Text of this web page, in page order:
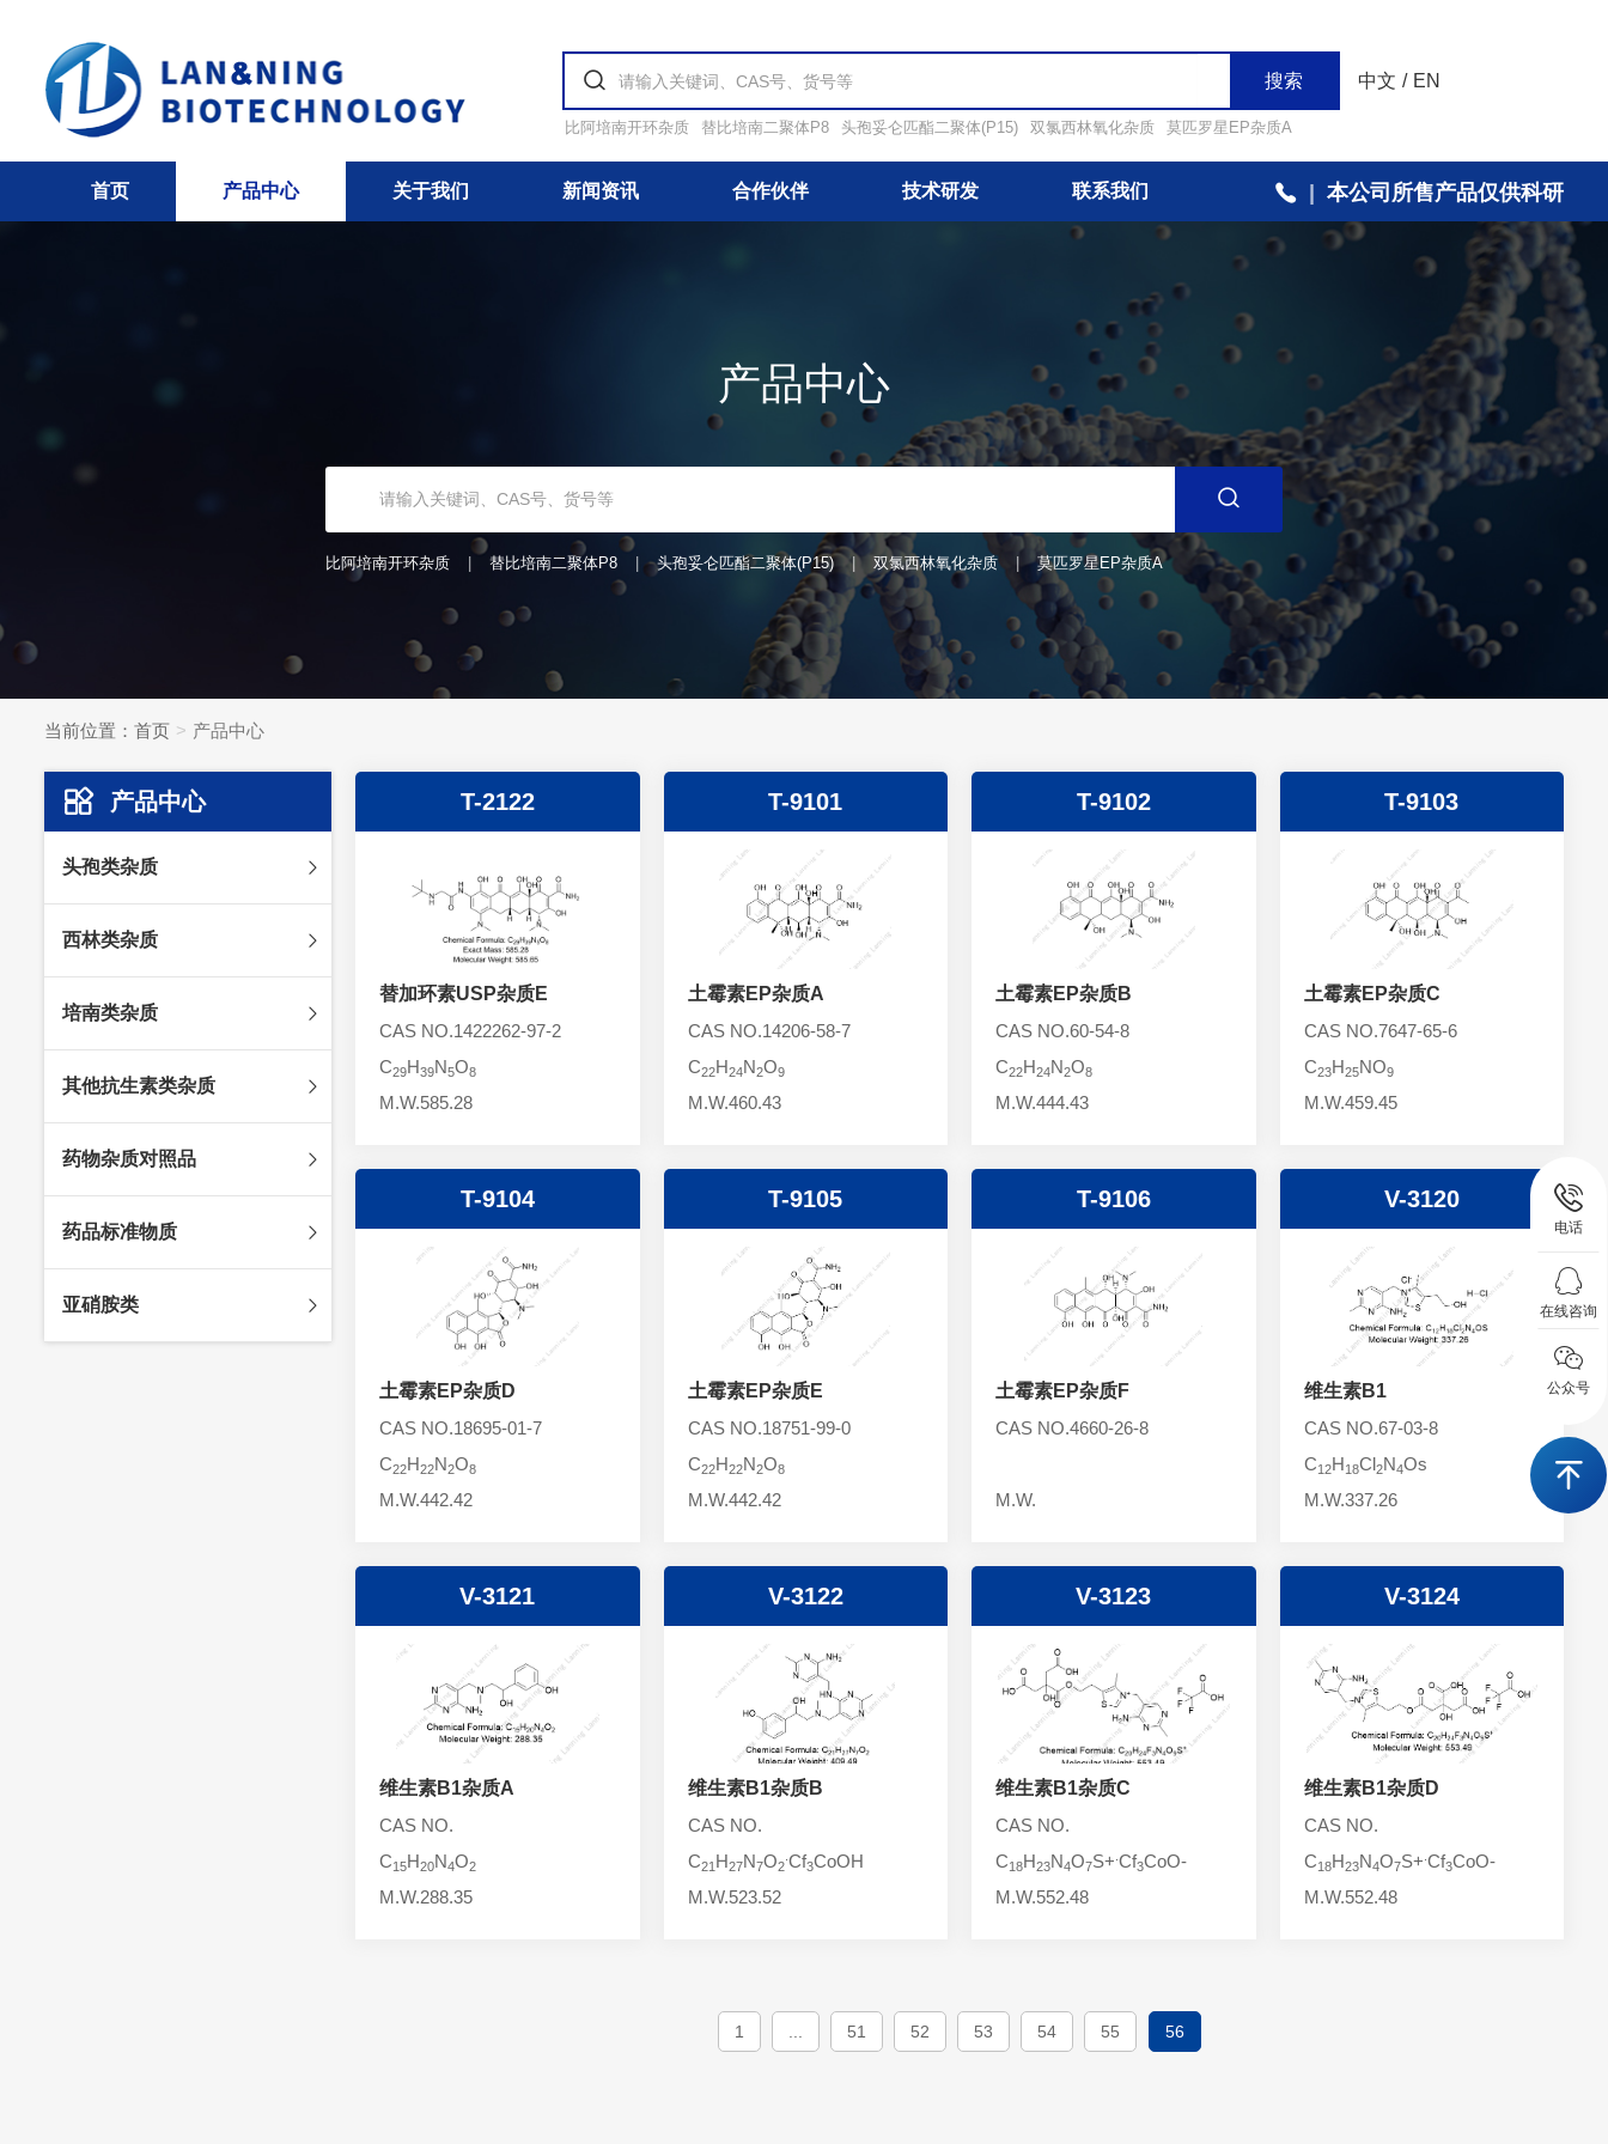
搜索
比阿培南开环杂质 替比培南二聚体P8 头孢妥仑匹酯二聚体(P15) 双氯西林氧化杂质 莫匹罗星EP杂质A
中文 / EN
首页 产品中心 关于我们 新闻资讯 合作伙伴 技术研发 联系我们 本公司所售产品仅供科研
产品中心
比阿培南开环杂质 替比培南二聚体P8 头孢妥仑匹酯二聚体(P15) 双氯西林氧化杂质 莫匹罗星EP杂质A
当前位置： 首页 产品中心
产品中心
头孢类杂质
头孢唑林杂质
头孢他啶杂质
头孢米诺杂质
头孢吡肟杂质
西林类杂质
苯唑西林杂质
替卡西林杂质
阿洛西林杂质
美洛西林杂质
培南类杂质
多立培南杂质
厄他培南杂质
多尼培南杂质
其他抗生素类杂质
利福平杂质
苄丝肼杂质
药物杂质对照品
杂质对照品
药品标准物质
亚硝胺类
T-2122
替加环素USP杂质E
CAS NO.1422262-97-2
C29H39N5O8
M.W.585.28
T-9101
土霉素EP杂质A
CAS NO.14206-58-7
C22H24N2O9
M.W.460.43
T-9102
土霉素EP杂质B
CAS NO.60-54-8
C22H24N2O8
M.W.444.43
T-9103
土霉素EP杂质C
CAS NO.7647-65-6
C23H25NO9
M.W.459.45
T-9104
土霉素EP杂质D
CAS NO.18695-01-7
C22H22N2O8
M.W.442.42
T-9105
土霉素EP杂质E
CAS NO.18751-99-0
C22H22N2O8
M.W.442.42
T-9106
土霉素EP杂质F
CAS NO.4660-26-8
M.W.
V-3120
维生素B1
CAS NO.67-03-8
C12H18Cl2N4Os
M.W.337.26
V-3121
维生素B1杂质A
CAS NO.
C15H20N4O2
M.W.288.35
V-3122
维生素B1杂质B
CAS NO.
C21 H27N7O2 Cf3CoOH
M.W.523.52
V-3123
维生素B1杂质C
CAS NO.
C18H23N4O7S+ Cf3CoO-
M.W.552.48
V-3124
维生素B1杂质D
CAS NO.
C18H23N4O7S+ Cf3CoO-
M.W.552.48
1 51 52 53 54 55 56
电话
在线咨询
公众号